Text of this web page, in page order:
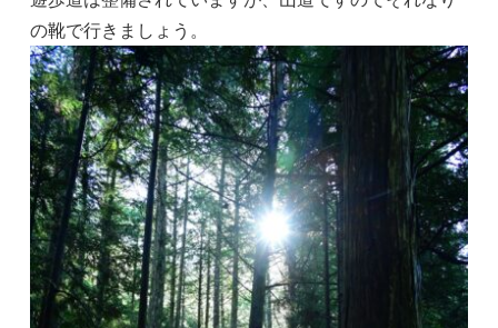
の靴で行きましょう。